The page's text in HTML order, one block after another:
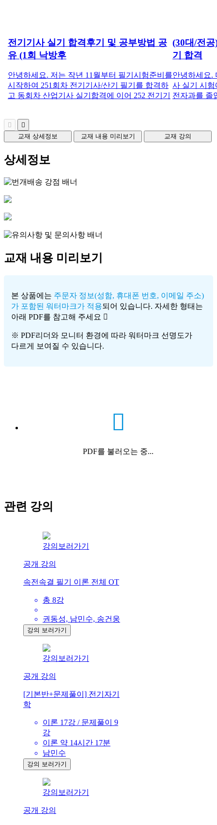
전기기사 실기 합격후기 및 공부방법 공
유 (1회 낙방후
안녕하세요. 저는 작년 11월부터 필기시험준비를
시작하여 251회차 전기기사/산기 필기를 합격하
고 동회차 산업기사 실기합격에 이어 252 전기기
(30대/전
기 합격
안녕하세요.
사 실기 시
전자과를 졸
교재 상세정보 교재 내용 미리보기 교재 강의
상세정보
교재 내용 미리보기
본 상품에는 주문자 정보(성함, 휴대폰 번호, 이메일 주소)
가 포함된 워터마크가 적용되어 있습니다. 자세한 형태는
아래 PDF를 참고해 주세요
※ PDF리더와 모니터 환경에 따라 워터마크 선명도가
다르게 보여질 수 있습니다.
PDF를 불러오는 중...
관련 강의
강의보러가기
공개 강의
속전속결 필기 이론 전체 OT
총 8강
권동성, 남민수, 송건웅
강의 보러가기
강의보러가기
공개 강의
[기본반+문제풀이] 전기자기
학
이론 17강 / 문제풀이 9
강
이론 약 14시간 17분
남민수
강의 보러가기
강의보러가기
공개 강의